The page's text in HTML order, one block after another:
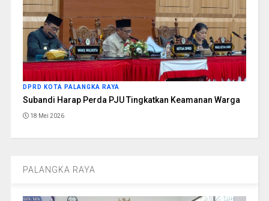
DPRD KOTA PALANGKA RAYA
Subandi Harap Perda PJU Tingkatkan Keamanan Warga
18 Mei 2026
PALANGKA RAYA